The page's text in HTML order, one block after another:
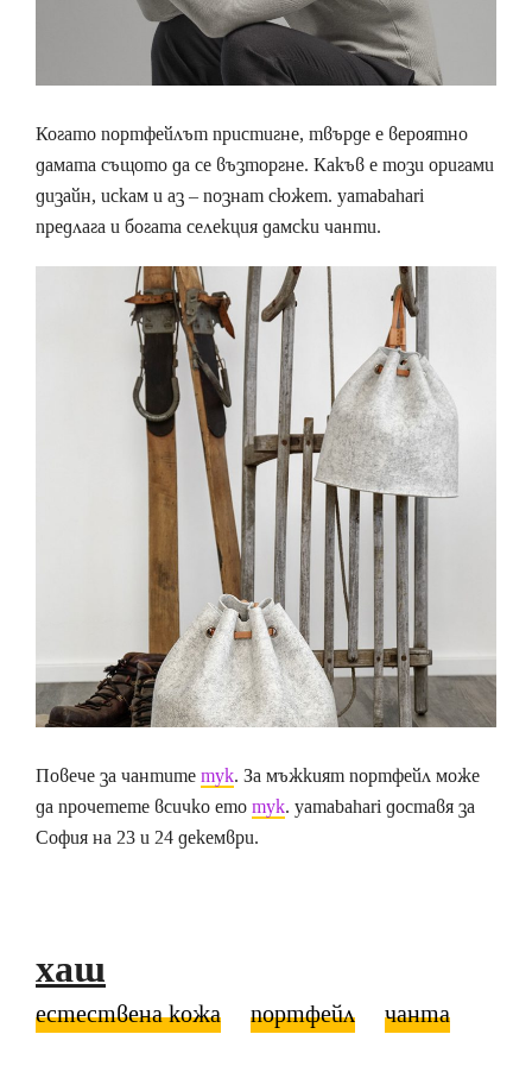
Когато портфейлът пристигне, твърде е вероятно
дамата същото да се възторгне. Какъв е този оригами
дизайн, искам и аз – познат сюжет. yamabahari
предлага и богата селекция дамски чанти.
Повече за чантитетук. За мъжкият портфейл може
да прочетете всичко етотук. yamabahari доставя за
София на 23 и 24 декември.
хаш
естествена кожа портфейл чанта